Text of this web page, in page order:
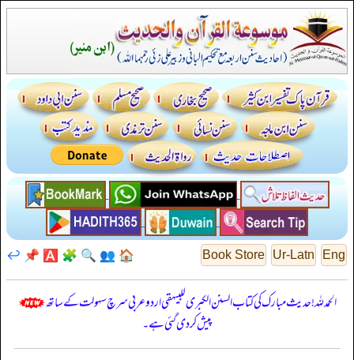
Eng
Ur-Latn
Book Store
🏠
👥
🔍
🧩
🅰️
📌
↩️
الحمدللہ! حدیث مبارک کی کتاب السنن الكبرى للبيهقي اردو عربی سرچ سہولت کے ساتھ
پیش کر دی گئی ہے۔